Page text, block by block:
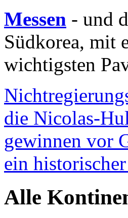
Messen - und
Südkorea, mit
wichtigsten
die Nicolas-
gewinnen vor
ein
Alle